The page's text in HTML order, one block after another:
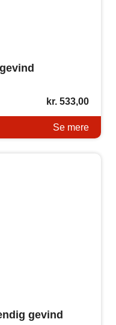
kr.533,00
Se mere
gevind